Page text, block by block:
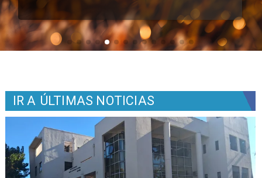
IR A ÚLTIMAS NOTICIAS